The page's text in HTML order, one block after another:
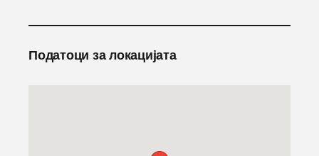
Податоци за локацијата